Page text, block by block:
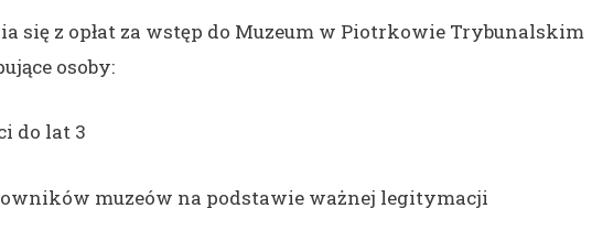
się z opłat za wstęp do Muzeum w Piotrkowie Trybunalskim
osoby:
do lat 3
muzeów na podstawie ważnej legitymacji